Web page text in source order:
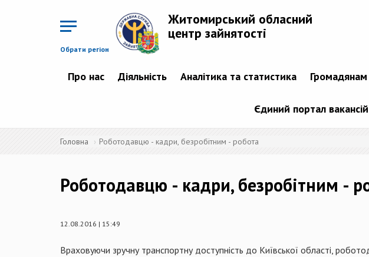
Обрати регіон
Житомирський обласний
центр зайнятості
Про нас Діяльність Аналітика та статистика Громадянам
Єдиний портал вакансій
Головна Роботодавцю - кадри, безробітним - робота
Роботодавцю - кадри, безробітним -
12.08.2016 | 15:49
Враховуючи зручну транспортну доступність до Київської області,